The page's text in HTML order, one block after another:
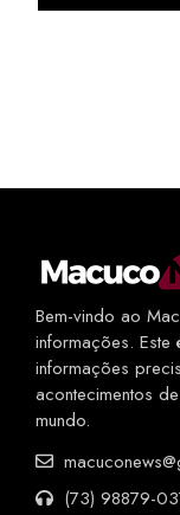
Bem-vindo ao
informações.
informações
acontecimentos
mundo.
(73) 98879-